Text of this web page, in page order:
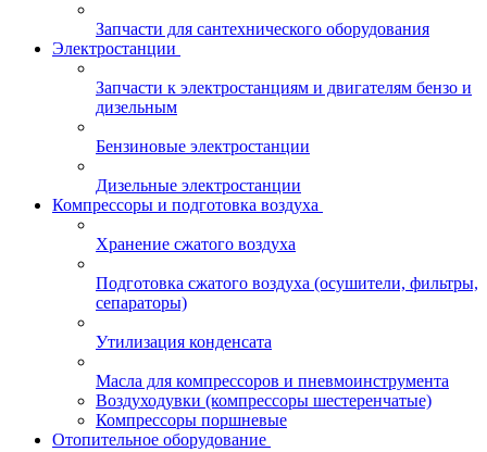
Запчасти для сантехнического оборудования
Электростанции
Запчасти к электростанциям и двигателям бензо и
дизельным
Бензиновые электростанции
Дизельные электростанции
Компрессоры и подготовка воздуха
Хранение сжатого воздуха
Подготовка сжатого воздуха (осушители, фильтры,
сепараторы)
Утилизация конденсата
Масла для компрессоров и пневмоинструмента
Воздуходувки (компрессоры шестеренчатые)
Компрессоры поршневые
Отопительное оборудование